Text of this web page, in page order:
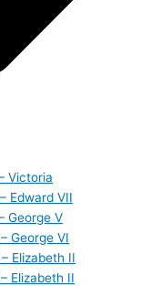
Victoria
Edward VII
George V
George VI
Elizabeth II
Elizabeth II